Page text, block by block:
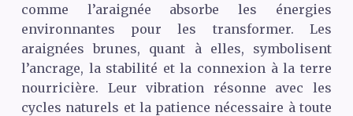
comme l’araignée absorbe les énergies
environnantes pour les transformer. Les
araignées brunes, quant à elles, symbolisent
l’ancrage, la stabilité et la connexion à la terre
nourricière. Leur vibration résonne avec les
cycles naturels et la patience nécessaire à toute